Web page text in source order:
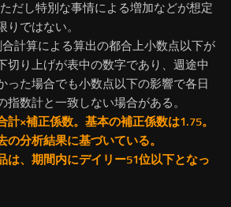
だし特別な事情による増加などが想定
りではない。
合計算による算出の都合上小数点以下が
切り上げが表中の数字であり、週途中
った場合でも小数点以下の影響で各日
指数計と一致しない場合がある。
計×補正係数。基本の補正係数は1.75。
の分析結果に基づいている。
は、期間内にデイリー51位以下となっ